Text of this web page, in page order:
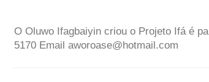
O Oluwo Ifagbaiyin criou o Projeto Ifá é
5170 Email aworoase@hotmail.com